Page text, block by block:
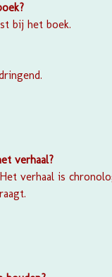
bij het boek.
verhaal?
verhaal is